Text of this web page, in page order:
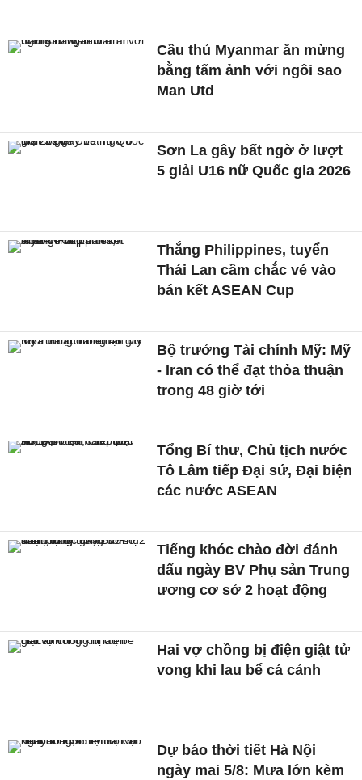
Cầu thủ Myanmar ăn mừng
bằng tấm ảnh với ngôi sao
Man Utd
Sơn La gây bất ngờ ở lượt
5 giải U16 nữ Quốc gia 2026
Thắng Philippines, tuyển
Thái Lan cầm chắc vé vào
bán kết ASEAN Cup
Bộ trưởng Tài chính Mỹ: Mỹ
- Iran có thể đạt thỏa thuận
trong 48 giờ tới
Tổng Bí thư, Chủ tịch nước
Tô Lâm tiếp Đại sứ, Đại biện
các nước ASEAN
Tiếng khóc chào đời đánh
dấu ngày BV Phụ sản Trung
ương cơ sở 2 hoạt động
Hai vợ chồng bị điện giật tử
vong khi lau bể cá cảnh
Dự báo thời tiết Hà Nội
ngày mai 5/8: Mưa lớn kèm